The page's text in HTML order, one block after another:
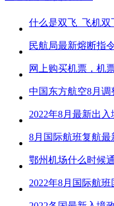
什么是双飞_飞机双
民航局最新熔断指
中国东方航空8月调
2022年8月最新出
8月国际航班复航最
鄂州机场什么时候
2022年8月国际航